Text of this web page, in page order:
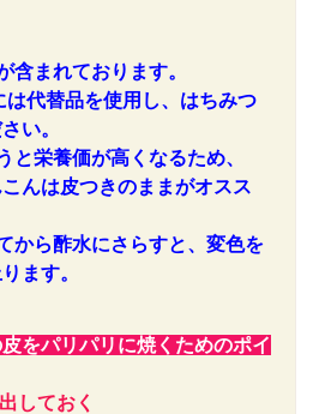
含まれております。
代替品を使用し、はちみつ
い。
と栄養価が高くなるため、
んは皮つきのままがオスス
から酢水にさらすと、変色を
ます。
をパリパリに焼くためのポイ
しておく